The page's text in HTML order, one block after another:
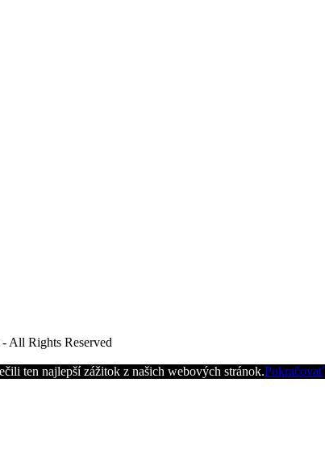
All Rights Reserved
ten najlepší zážitok z našich webových stránok.Pokračovať